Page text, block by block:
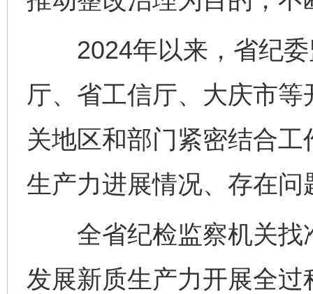
2024年以来，省纪委
厅、省工信厅、大庆市
关地区和部门紧密结合
生产力进展情况、存在问
全省纪检监察机关找
发展新质生产力开展全